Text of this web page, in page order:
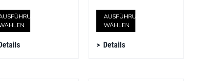
Dieses
Produkt
AUSFÜHRUNG
WÄHLEN
Dieses
Produkt
Details